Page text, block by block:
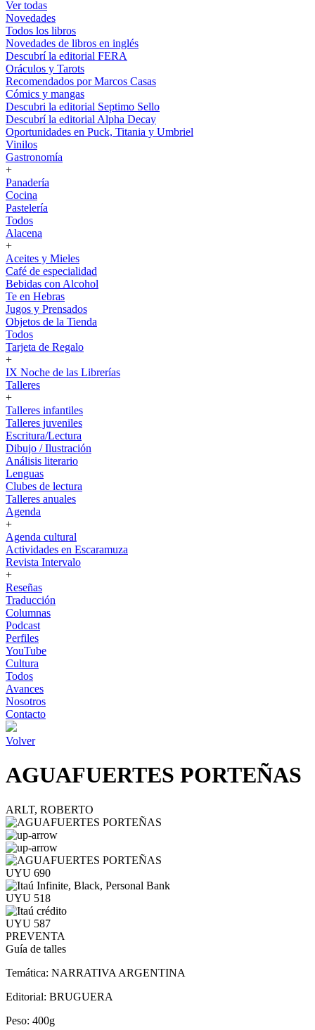
Ver todas
Novedades
Todos los libros
Novedades de libros en inglés
Descubrí la editorial FERA
Oráculos y Tarots
Recomendados por Marcos Casas
Cómics y mangas
Descubri la editorial Septimo Sello
Descubrí la editorial Alpha Decay
Oportunidades en Puck, Titania y Umbriel
Vinilos
Gastronomía
+
Panadería
Cocina
Pastelería
Todos
Alacena
+
Aceites y Mieles
Café de especialidad
Bebidas con Alcohol
Te en Hebras
Jugos y Prensados
Objetos de la Tienda
Todos
Tarjeta de Regalo
+
IX Noche de las Librerías
Talleres
+
Talleres infantiles
Talleres juveniles
Escritura/Lectura
Dibujo / Ilustración
Análisis literario
Lenguas
Clubes de lectura
Talleres anuales
Agenda
+
Agenda cultural
Actividades en Escaramuza
Revista Intervalo
+
Reseñas
Traducción
Columnas
Podcast
Perfiles
YouTube
Cultura
Todos
Avances
Nosotros
Contacto
Volver
AGUAFUERTES PORTEÑAS
ARLT, ROBERTO
UYU 690
UYU 518
UYU 587
PREVENTA
Guía de talles
Temática: NARRATIVA ARGENTINA
Editorial: BRUGUERA
Peso: 400g